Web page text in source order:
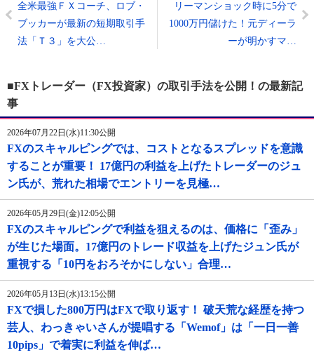
全米最強ＦＸコーチ、ロブ・
ブッカーが最新の短期取引手
法「Ｔ３」を大公…
リーマンショック時に5分で
1000万円儲けた！元ディーラ
ーが明かすマ…
■FXトレーダー（FX投資家）の取引手法を公開！の最新記
事
2026年07月22日(水)11:30公開
FXのスキャルピングでは、コストとなるスプレッドを意識
することが重要！ 17億円の利益を上げたトレーダーのジュ
ン氏が、荒れた相場でエントリーを見極…
2026年05月29日(金)12:05公開
FXのスキャルピングで利益を狙えるのは、価格に「歪み」
が生じた場面。17億円のトレード収益を上げたジュン氏が
重視する「10円をおろそかにしない」合理…
2026年05月13日(水)13:15公開
FXで損した800万円はFXで取り返す！ 破天荒な経歴を持つ
芸人、わっきゃいさんが提唱する「Wemof」は「一日一善
10pips」で着実に利益を伸ば…